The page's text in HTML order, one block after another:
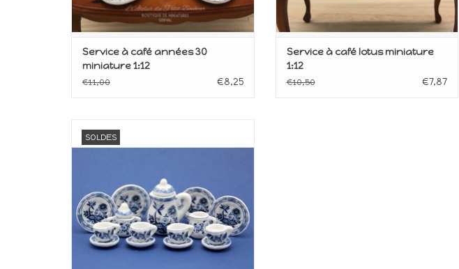
Service à café années 30
miniature 1:12
€11,00 €8,25
Service à café lotus miniature
1:12
€10,50 €7,87
SOLDES